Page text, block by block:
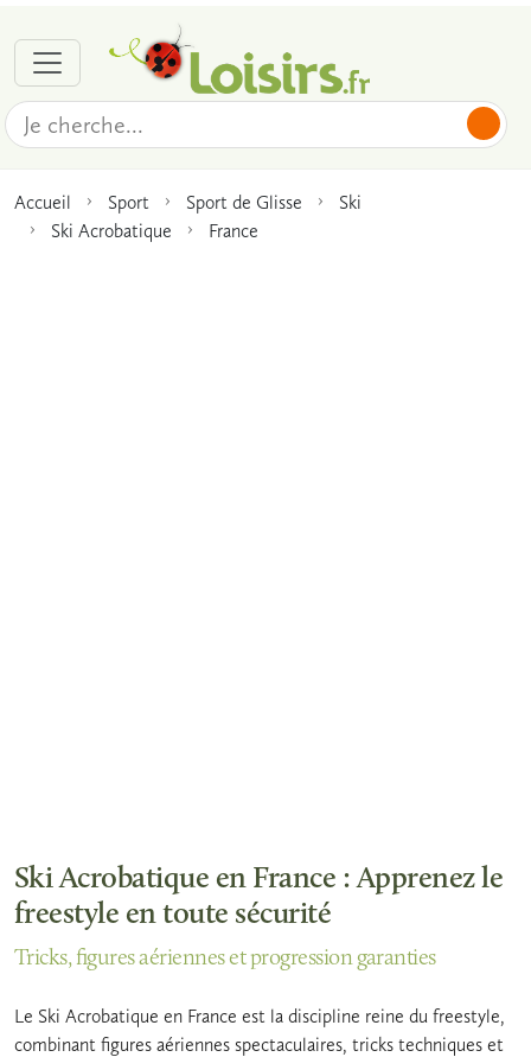
Accueil Sport Sport de Glisse
Ski
Ski Acrobatique
France
Ski Acrobatique en France : Apprenez le
freestyle en toute sécurité
Tricks, figures aériennes et progression garanties
Le Ski Acrobatique en France est la discipline reine du freestyle,
combinant figures aériennes spectaculaires, tricks techniques et